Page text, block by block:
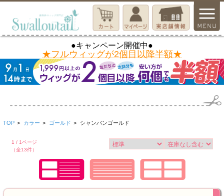
●キャンペーン開催中●
★フルウィッグが2個目以降半額★
TOP > カラー > ゴールド > シャンパンゴールド
1 / 1ページ
（全13件）